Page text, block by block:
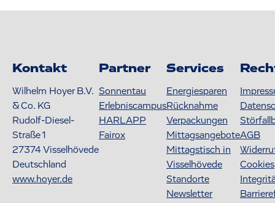
Kontakt
Wilhelm Hoyer B.V.
& Co. KG
Rudolf-Diesel-
Straße 1
27374Visselhövede
Deutschland
www.hoyer.de
Partner
Sonnentau
Erlebniscampus
HARLAPP
Fairox
Services
Energiesparen
Rücknahme
Verpackungen
Mittagsangebote
Mittagstisch in
Visselhövede
Standorte
Newsletter
AGB
Cookies